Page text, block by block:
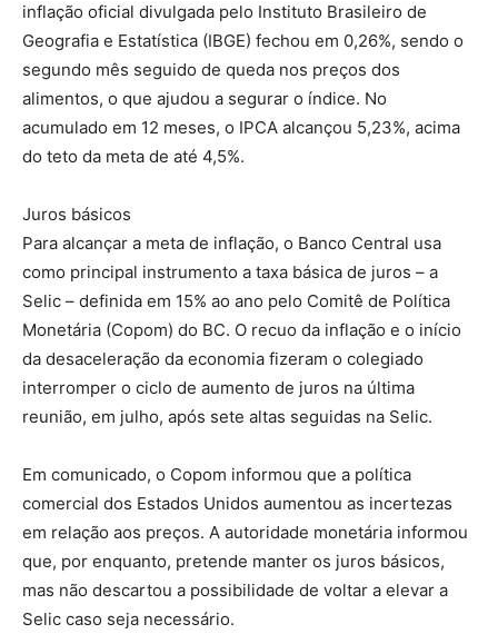
inflação oficial divulgada pelo Instituto Brasileiro de
Geografia e Estatística (IBGE) fechou em 0,26%, sendo o
segundo mês seguido de queda nos preços dos
alimentos, o que ajudou a segurar o índice. No
acumulado em 12 meses, o IPCA alcançou 5,23%, acima
do teto da meta de até 4,5%.
Juros básicos
Para alcançar a meta de inflação, o Banco Central usa
como principal instrumento a taxa básica de juros – a
Selic – definida em 15% ao ano pelo Comitê de Política
Monetária (Copom) do BC. O recuo da inflação e o início
da desaceleração da economia fizeram o colegiado
interromper o ciclo de aumento de juros na última
reunião, em julho, após sete altas seguidas na Selic.
Em comunicado, o Copom informou que a política
comercial dos Estados Unidos aumentou as incertezas
em relação aos preços. A autoridade monetária informou
que, por enquanto, pretende manter os juros básicos,
mas não descartou a possibilidade de voltar a elevar a
Selic caso seja necessário.